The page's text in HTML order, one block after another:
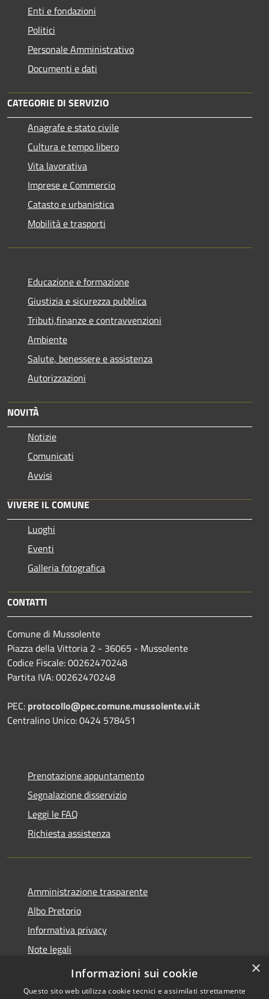
Enti e fondazioni
Politici
Personale Amministrativo
Documenti e dati
CATEGORIE DI SERVIZIO
Anagrafe e stato civile
Cultura e tempo libero
Vita lavorativa
Imprese e Commercio
Catasto e urbanistica
Mobilità e trasporti
Educazione e formazione
Giustizia e sicurezza pubblica
Tributi,finanze e contravvenzioni
Ambiente
Salute, benessere e assistenza
Autorizzazioni
NOVITÀ
Notizie
Comunicati
Avvisi
VIVERE IL COMUNE
Luoghi
Eventi
Galleria fotografica
CONTATTI
Comune di Mussolente
Piazza della Vittoria 2 - 36065 - Mussolente
Codice Fiscale: 00262470248
Partita IVA: 00262470248
PEC: protocollo@pec.comune.mussolente.vi.it
Centralino Unico: 0424 578451
Prenotazione appuntamento
Segnalazione disservizio
Leggi le FAQ
Richiesta assistenza
Amministrazione trasparente
Albo Pretorio
Informativa privacy
Note legali
Dichiarazione di accessibilità
×
Informazioni sui cookie
Questo sito web utilizza cookie tecnici e assimilati strettamente